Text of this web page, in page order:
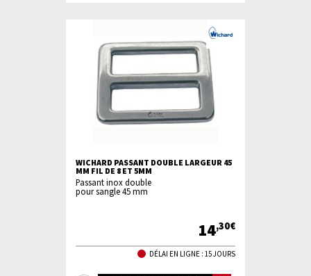
WICHARD PASSANT DOUBLE LARGEUR 45
MM FIL DE 8 ET 5MM
Passant inox double
pour sangle 45 mm
14,30€
DÉLAI EN LIGNE : 15 JOURS